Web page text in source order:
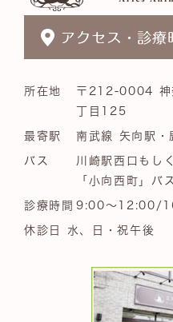
所在地
〒212-0004 神
丁目125
最寄駅 南武線 矢向駅・
バス
川崎駅西口もし
「小向西町」バ
診療時間 9:00～12:00/
休診日 水、日・祝午後